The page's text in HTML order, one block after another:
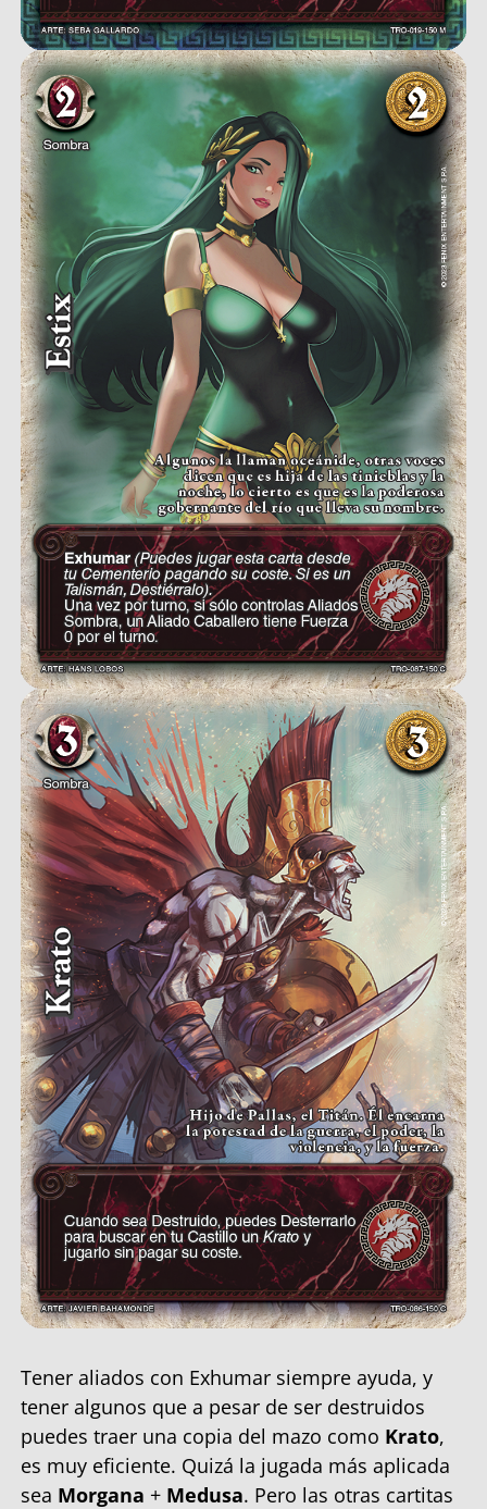
Tener aliados con Exhumar siempre ayuda, y
tener algunos que a pesar de ser destruidos
puedes traer una copia del mazo como Krato,
es muy eficiente. Quizá la jugada más aplicada
sea Morgana + Medusa. Pero las otras cartitas